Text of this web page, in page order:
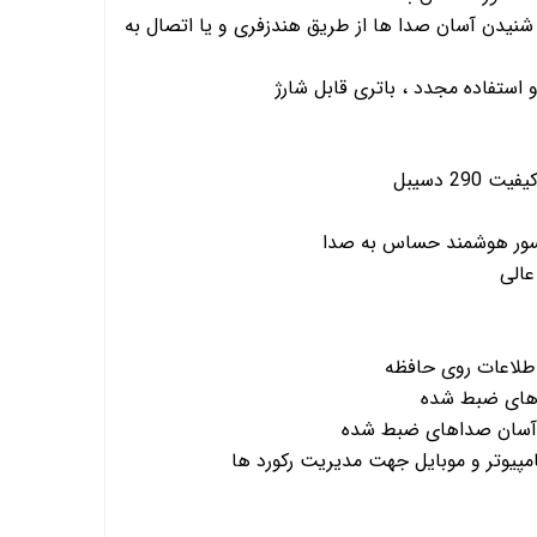
داخلی 16 گیگ ، شنیدن آسان صدا ها از طریق هندزفری و یا اتصال به
مجدد ، باتری قابل شارژ
دسیبل
هوشمند حساس به صدا
روی حافظه
ضبط شده
صداهای ضبط شده
و موبایل جهت مدیریت رکورد ها